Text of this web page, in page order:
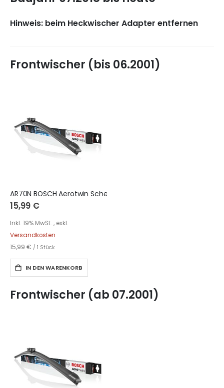
Hinweis: beim Heckwischer Adapter entfernen
Frontwischer (bis 06.2001)
AR70N BOSCH Aerotwin Scheibenwischer
15,99 €
Inkl. 19% MwSt. , exkl.
Versandkosten
15,99 € / 1 Stück
IN DEN WARENKORB
Frontwischer (ab 07.2001)